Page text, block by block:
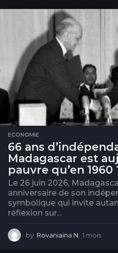
i
ECONOMIE
66 ans
Madagascar est
pauvre qu’en 1960
Le 26 juin 2026,
anniversaire de son
symbolique qui invite
réflexion sur...
by Rovaniaina N. 1 mois